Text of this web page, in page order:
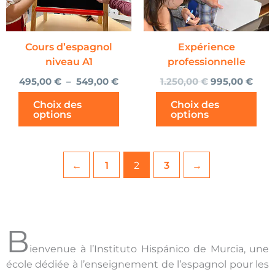
Cours d’espagnol
niveau A1
495,00 € – 549,00 €
Choix des
options
peuvent
être
choisies
page
produit
Expérience
professionnelle
1.250,00€ 995,00 €
Choix des
options
← 1 2 3 →
B ienvenue à l’Instituto Hispánico de Murcia, une
école dédiée à l’enseignement de l’espagnol pour les